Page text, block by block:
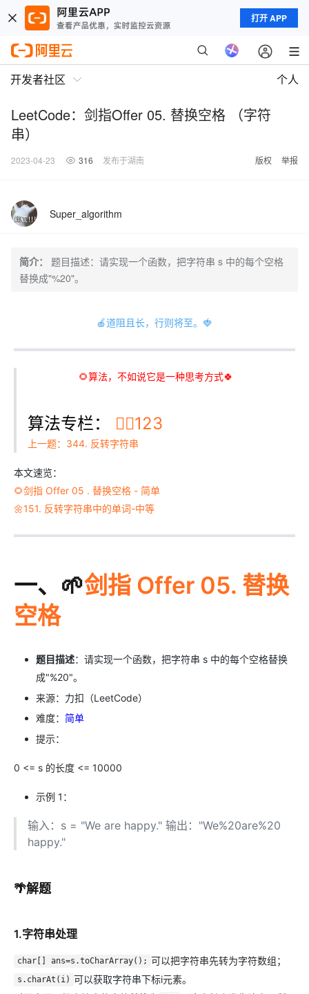
打开 APP
开发者社区 个人
LeetCode：剑指Offer 05. 替换空格 （字符
串）
2023-04-23 316 发布于湖南 版权 举报
Super_algorithm
简介：
题目描述：请实现一个函数，把字符串 s 中的每个空格
替换成"%20"。
🍎道阻且长，行则将至。🍓
🌻算法，不如说它是一种思考方式🍀
算法专栏： 👉🏻123
上一题：344. 反转字符串
本文速览：
🌻剑指 Offer 05 . 替换空格 - 简单
🌼151. 反转字符串中的单词-中等
一、🌱剑指 Offer 05. 替换
空格
题目描述：请实现一个函数，把字符串 s 中的每个空格替换
成"%20"。
来源：力扣（LeetCode）
难度： 简单
提示：
0 <= s 的长度 <= 10000
示例 1：
输入：s = "We are happy." 输出："We%20are%20
happy."
🌴解题
1.字符串处理
char[] ans=s.toCharArray(); 可以把字符串先转为字符数组；
s.charAt(i) 可以获取字符串下标i元素。